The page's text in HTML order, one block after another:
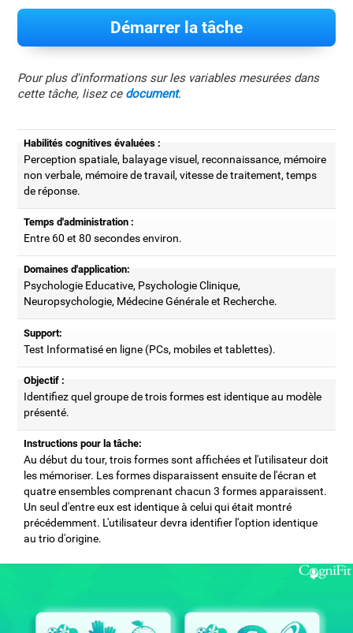
Démarrer la tâche
Pour plus d'informations sur les variables mesurées dans
cette tâche, lisez ce document.
Habilités cognitives évaluées :
Perception spatiale, balayage visuel, reconnaissance, mémoire
non verbale, mémoire de travail, vitesse de traitement, temps
de réponse.
Temps d'administration :
Entre 60 et 80 secondes environ.
Domaines d'application:
Psychologie Educative, Psychologie Clinique,
Neuropsychologie, Médecine Générale et Recherche.
Support:
Test Informatisé en ligne (PCs, mobiles et tablettes).
Objectif :
Identifiez quel groupe de trois formes est identique au modèle
présenté.
Instructions pour la tâche:
Au début du tour, trois formes sont affichées et l'utilisateur doit
les mémoriser. Les formes disparaissent ensuite de l'écran et
quatre ensembles comprenant chacun 3 formes apparaissent.
Un seul d'entre eux est identique à celui qui était montré
précédemment. L'utilisateur devra identifier l'option identique
au trio d'origine.